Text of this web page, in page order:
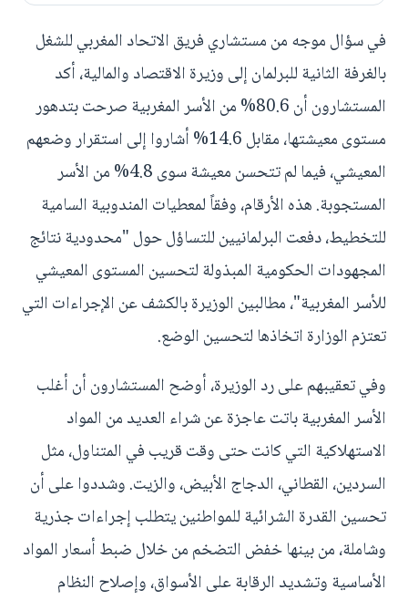
في سؤال موجه من مستشاري فريق الاتحاد المغربي للشغل
بالغرفة الثانية للبرلمان إلى وزيرة الاقتصاد والمالية، أكد
المستشارون أن 80.6% من الأسر المغربية صرحت بتدهور
مستوى معيشتها، مقابل 14.6% أشاروا إلى استقرار وضعهم
المعيشي، فيما لم تتحسن معيشة سوى 4.8% من الأسر
المستجوبة. هذه الأرقام، وفقاً لمعطيات المندوبية السامية
للتخطيط، دفعت البرلمانيين للتساؤل حول "محدودية نتائج
المجهودات الحكومية المبذولة لتحسين المستوى المعيشي
للأسر المغربية"، مطالبين الوزيرة بالكشف عن الإجراءات التي
تعتزم الوزارة اتخاذها لتحسين الوضع.
وفي تعقيبهم على رد الوزيرة، أوضح المستشارون أن أغلب
الأسر المغربية باتت عاجزة عن شراء العديد من المواد
الاستهلاكية التي كانت حتى وقت قريب في المتناول، مثل
السردين، القطاني، الدجاج الأبيض، والزيت. وشددوا على أن
تحسين القدرة الشرائية للمواطنين يتطلب إجراءات جذرية
وشاملة، من بينها خفض التضخم من خلال ضبط أسعار المواد
الأساسية وتشديد الرقابة على الأسواق، وإصلاح النظام